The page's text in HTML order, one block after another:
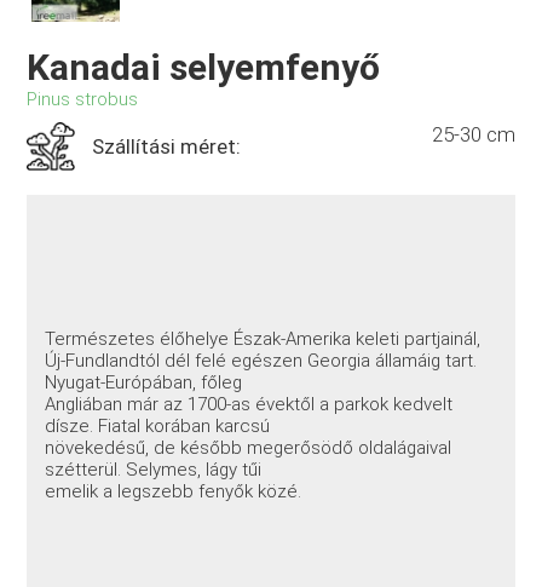
Kanadai selyemfenyő
Pinus strobus
Szállítási méret: 25-30 cm
Természetes élőhelye Észak-Amerika keleti partjainál,
Új-Fundlandtól dél felé egészen Georgia államáig tart.
Nyugat-Európában, főleg
Angliában már az 1700-as évektől a parkok kedvelt
dísze. Fiatal korában karcsú
növekedésű, de később megerősödő oldalágaival
szétterül. Selymes, lágy tűi
emelik a legszebb fenyők közé.